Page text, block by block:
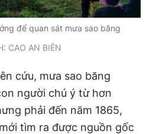
để quan sát mưa sao băng
CAO AN BIÊN
cứu, mưa sao băng
người chú ý từ hơn
phải đến năm 1865,
tìm ra được nguồn gốc